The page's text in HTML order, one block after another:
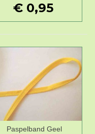
€ 0,95
Paspelband Geel